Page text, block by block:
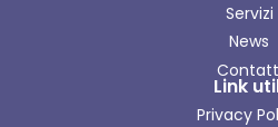
Servizi
News
Link
Privacy